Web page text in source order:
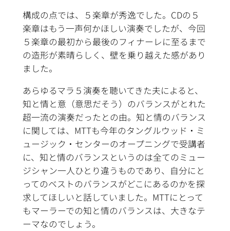
構成の点では、５楽章が秀逸でした。CDの５
楽章はもう一声何かほしい演奏でしたが、今回
５楽章の最初から最後のフィナーレに至るまで
の造形が素晴らしく、壁を乗り越えた感があり
ました。
あらゆるマラ５演奏を聴いてきた夫によると、
知と情と意（意思だそう）のバランスがとれた
超一流の演奏だったとの由。知と情のバランス
に関しては、MTTも今年のタングルウッド・ミ
ュージック・センターのオープニングで受講者
に、知と情のバランスというのは全てのミュー
ジシャン一人ひとり違うものであり、自分にと
ってのベストのバランスがどこにあるのかを探
求してほしいと話していました。MTTにとって
もマーラーでの知と情のバランスは、大きなテ
ーマなのでしょう。